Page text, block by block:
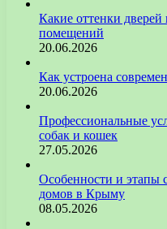
Какие оттенки
помещений
20.06.2026
Как устроена
20.06.2026
Профессиональные
собак и кошек
27.05.2026
Особенности и этапы
домов в Крыму
08.05.2026